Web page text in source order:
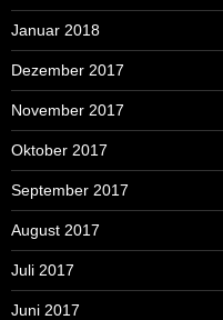
Januar 2018
Dezember 2017
November 2017
Oktober 2017
September 2017
August 2017
Juli 2017
Juni 2017